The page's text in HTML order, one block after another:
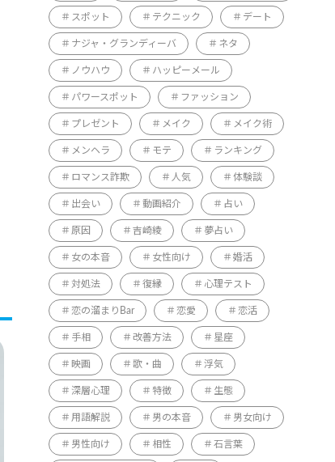
スポット テクニック デート
ナジャ・グランディーバ ネタ
ノウハウ ハッピーメール
パワースポット ファッション
プレゼント メイク メイク術
メンヘラ モテ ランキング
ロマンス詐欺 人気 体験談
出会い 動画紹介 占い
原因 吉崎綾 夢占い
女の本音 女性向け 婚活
対処法 復縁 心理テスト
恋の溜まりBar 恋愛 恋活
手相 改善方法 星座
映画 歌・曲 浮気
深層心理 特徴 生態
用語解説 男の本音 男女向け
男性向け 相性 石言葉